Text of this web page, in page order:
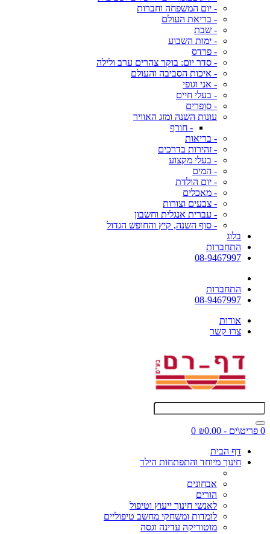
- יום המשפחה וחברות
- בריאת העולם
- שבת
- ימות השבוע
- פרדס
- סדר יום: בוקר צהרים ערב ולילה
- איכות הסביבה והעולם
- אני וגופי
- בעלי חיים
- סופרים
עונות השנה ומזג האוויר
- חורף
- בריאות
- זהירות בדרכים
- בעלי מקצוע
- המים
- יום הולדת
- מאכלים
- צבעים וצורות
- עברית אנגלית וחשבון
- סוף השנה, קיץ והחופש הגדול
בלוג
התחברות
08-9467997
התחברות
08-9467997
אודות
צרו קשר
0 פריט\ים - ₪0.00
0
דף הבית
חינוך מיוחד והתפתחות הילד
אבחונים
הורים
לאנשי חינוך ייעוץ וטיפול
לומדות ומשחקי מחשב טיפוליים
מוטוריקה עדינה וגסה